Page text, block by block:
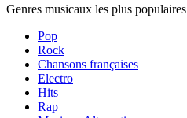
Genres musicaux les plus populaires
Pop
Rock
Chansons françaises
Electro
Hits
Rap